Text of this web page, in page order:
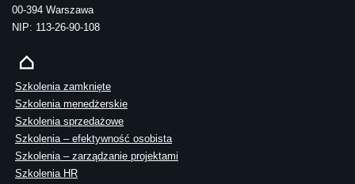
00-394 Warszawa
NIP: 113-26-90-108
Szkolenia zamknięte
Szkolenia menedżerskie
Szkolenia sprzedażowe
Szkolenia – efektywność osobista
Szkolenia – zarządzanie projektami
Szkolenia HR